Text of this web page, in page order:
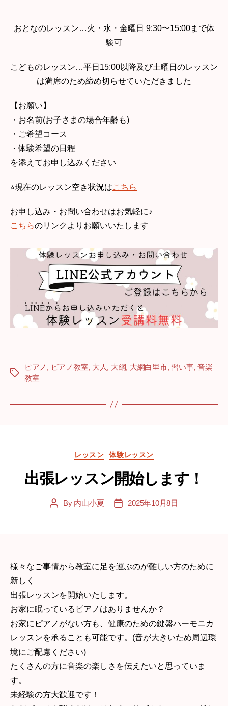
おとなのレッスン…火・水・金曜日 9:30〜15:00まで体
験可
こどものレッスン…平日15:00以降及び土曜日のレッスン
は満席のため締め切らせていただきました
【お願い】
・お名前(お子さまの場合年齢も)
・ご希望コース
・体験希望の日程
を添えてお申し込みください
⭐︎現在のレッスン空き状況はこちら
お申し込み・お問い合わせはお気軽に♪
こちらのリンクよりお願いいたします
Tags
ピアノ , ピアノ教室, 大人, 大網, 大網白里市, 習い事, 音楽
教室
Categories
レッスン 体験レッスン
出張レッスン開始します！
PostBy 内山小夏
Post2025年10月8日
様々なご事情から教室に足を運ぶのが難しい方のために
新しく
出張レッスンを開始いたします。
お家に眠っているピアノはありませんか？
お家にピアノがない方も、健康のための鍵盤ハーモニカ
レッスンを承ることも可能です。(音が大きいため周辺環
境にご配慮ください)
たくさんの方に音楽の楽しさを伝えたいと思っていま
す。
未経験の方大歓迎です！